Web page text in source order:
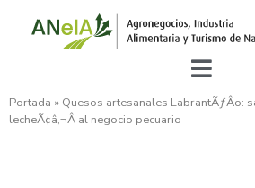
Portada » Quesos artesanales LabrantÃƒÂ­o:
lecheÃ¢â‚¬Â al negocio pecuario